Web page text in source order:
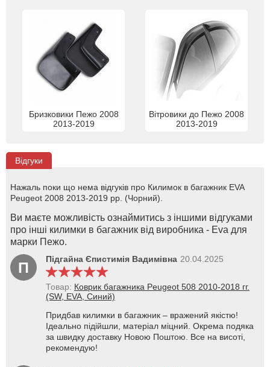
Бризковики Пежо 2008
2013-2019
Вітровики до Пежо 2008
2013-2019
Відгуки
Нажаль поки що нема відгуків про Килимок в багажник EVA
Peugeot 2008 2013-2019 рр. (Чорний).
Ви маєте можливість ознаймитись з іншими відгуками
про інші килимки в багажник від виробника - Eva для
марки Пежо.
П Підгайна Єпистимія Вадимівна 20.04.2025
Товар: Коврик багажника Peugeot 508 2010-2018 гг.
(SW, EVA, Синий)
Придбав килимки в багажник – вражений якістю!
Ідеально підійшли, матеріал міцний. Окрема подяка
за швидку доставку Новою Поштою. Все на висоті,
рекомендую!